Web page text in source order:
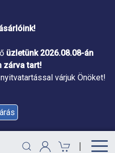
üzletünk 2026.08.08-án
zárva tart!
várjuk Önöket!
|